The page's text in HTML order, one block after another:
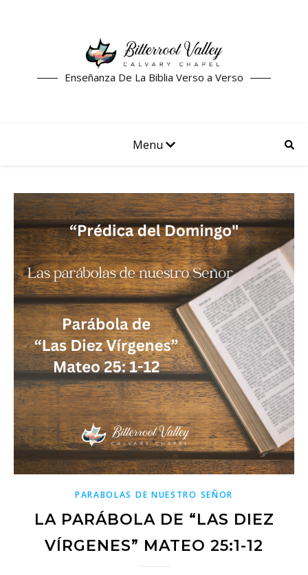
Enseñanza De La Biblia Verso a Verso
Menu
PARABOLAS DE NUESTRO SEÑOR
LA PARÁBOLA DE “LAS DIEZ
VÍRGENES” MATEO 25:1-12